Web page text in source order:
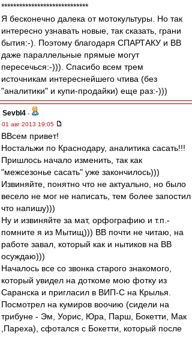
*****************************
Я бесконечно далека от мотокультуры. Но так
интересно узнавать новые, так сказать, грани
бытия:-). Поэтому благодаря СПАРТАКУ и ВВ
даже параллельные прямые могут
пересечься:-))). Спасибо всем трем
источникам интереснейшего чтива (без
"аналитики" и купи-продайки) еще раз:-)))
Sevbl4 -
01 авг 2013 19:05
ВВсем привет!
Ностальжи по Краснодару, аналитика сасать!!!
Пришлось начало изменить, так как
"межсезонье сасать" уже закончилось)))
Извиняйте, понятно что не актуально, но было
весело не мог не написать, тем более запостил
что напишу)))
Ну и извиняйте за мат, орфографию и т.п.-
помните я из Мытищ))) ВВ почти не читаю, на
работе завал, который как и нытиков на ВВ
осуждаю)))
Началось все со звонка старого знакомого,
который увидел на доткоме мою фотку из
Саранска и пригласил в ВИП-С на Крылья.
Посмотрел на кумиров воочию (сидели на
трибуне - Эм, Уорис, Юра, Парш, Бокетти, Мак
,Пареха), сфотался с Бокетти, который после